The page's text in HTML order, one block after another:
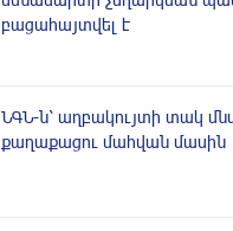
բացահայտվել է
ՆԳՆ-ն՝ աղբակույտի տակ
քաղաքացու մահվան մասին